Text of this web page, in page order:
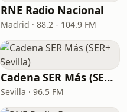
RNE Radio Nacional
Madrid · 88.2 - 104.9 FM
Cadena SER Más (SER+ Sevilla)
Sevilla · 96.5 FM